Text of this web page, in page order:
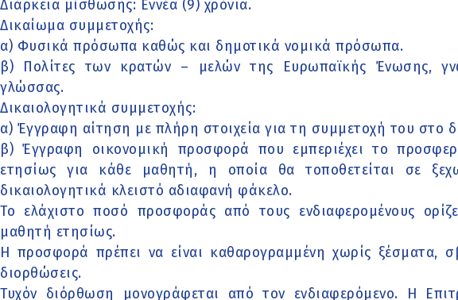
Διάρκεια μίσθωσης: Εννέα (9) χρόνια.
Δικαίωμα συμμετοχής:
α) Φυσικά πρόσωπα καθώς και δημοτικά νομικά πρόσωπα.
β) Πολίτες των κρατών – μελών της Ευρωπαϊκής Ένωσης,
γλώσσας.
Δικαιολογητικά συμμετοχής:
α) Έγγραφη αίτηση με πλήρη στοιχεία για τη συμμετοχή του στο
β) Έγγραφη οικονομική προσφορά που εμπεριέχει το
ετησίως για κάθε μαθητή, η οποία θα τοποθετείται σε
δικαιολογητικά κλειστό αδιαφανή φάκελο.
Το ελάχιστο ποσό προσφοράς από τους ενδιαφερομένους
μαθητή ετησίως.
Η προσφορά πρέπει να είναι καθαρογραμμένη χωρίς ξέσματα,
διορθώσεις.
Τυχόν διόρθωση μονογράφεται από τον ενδιαφερόμενο. Η